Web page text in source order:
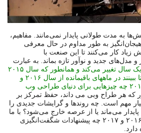
به مدت طولانی پایدار نمی‌مانند. مفاهیم،
هیجان‌انگیز به طور مداوم در حال معرفی
زیاد کار می‌کنند تا این صنعت با
و مدل‌های جدید و نوآور تازه بماند. به عبارت
خیلی چیزها در طول یک سال تغییر می‌کند و همانطور که سال ۲۰۱۵
آمد و رفت، همه منتظرند تا ببینند در ماههای باقیمانده از سال ۲۰۱۶ و
طراحی وب
که هر طراح وبی می داند، حفظ تمرکز بر
مهم است. چه روندها و گرایشات جدیدی را
پایدار می‌ماند یا از عرصه خارج می‌شود؟ با ما
همراه باشید تا ببینیم سال ۲۰۱۶ و ۲۰۱۷ چه پیشنهادات شگفت‌انگیزی